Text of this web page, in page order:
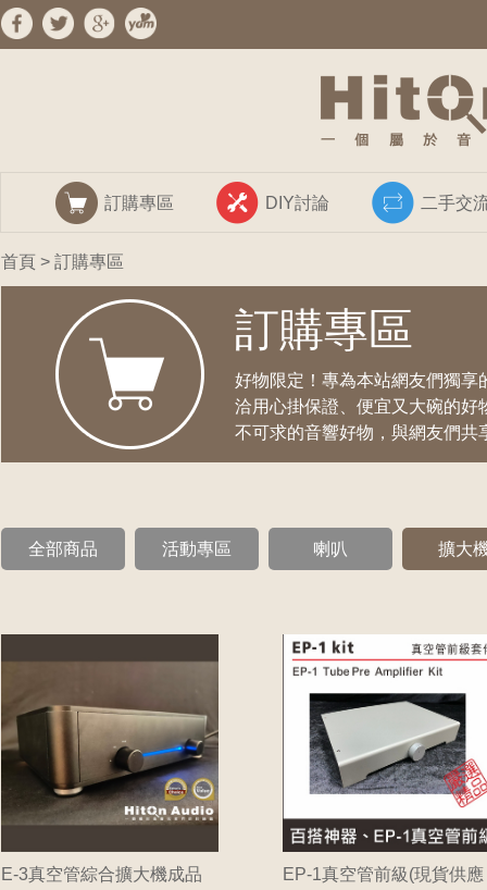
訂購專區 DIY討論 二手交
首頁 > 訂購專區
訂購專區
好物限定！專為本站網友們獨享
洽用心掛保證、便宜又大碗的好
不可求的音響好物，與網友們共
全部商品 活動專區 喇叭 擴大
E-3真空管綜合擴大機成品
EP-1真空管前級(現貨供應